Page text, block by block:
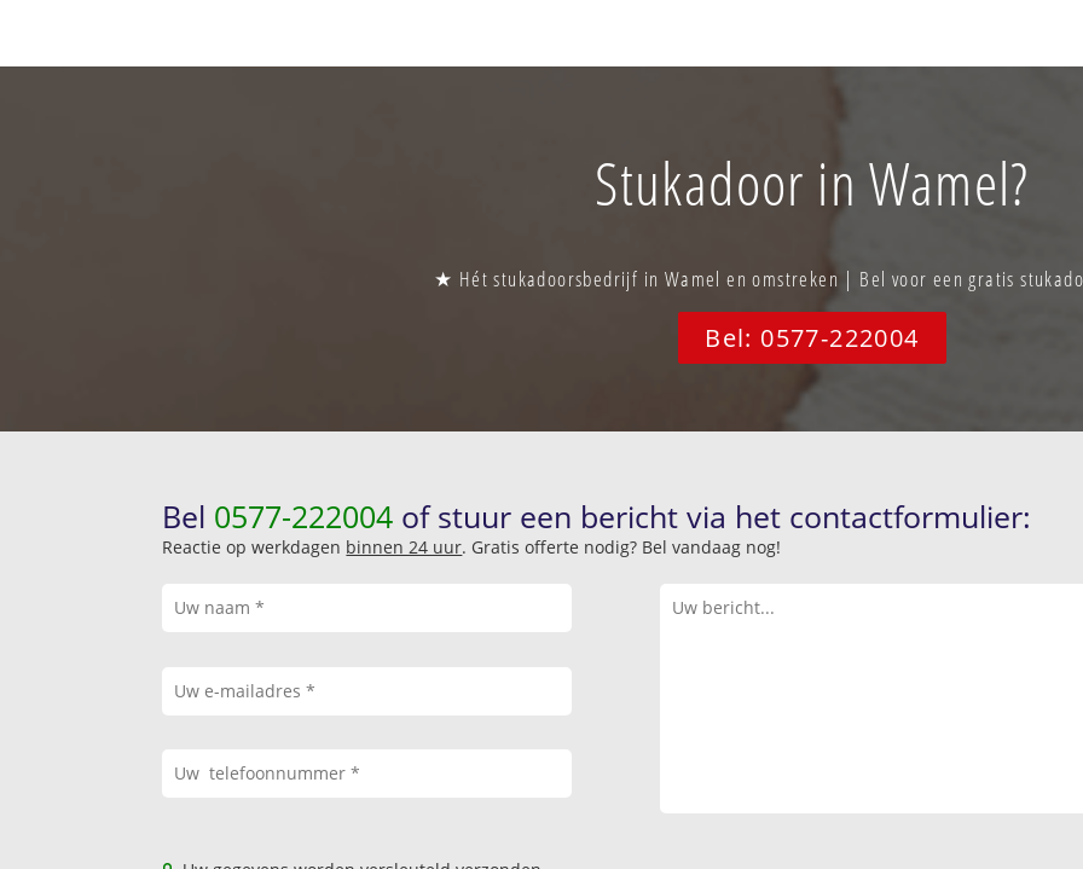
Stukadoor in Wamel?
★ Hét stukadoorsbedrijf in Wamel en omstreken | Bel voor een gratis
Bel: 0577-222004
Bel 0577-222004 of stuur een bericht via het contactformulier:
Reactie op werkdagen binnen 24 uur. Gratis offerte nodig? Bel vandaag nog!